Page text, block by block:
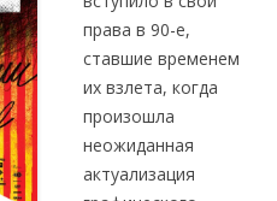
права в 90-е,
ставшие временем
их взлета, когда
произошла
неожиданная
актуализация